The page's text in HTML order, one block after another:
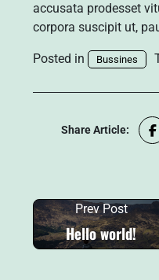
accusata prodesset
corpora suscipit ut,
Posted in Bussines
Share Article:
Prev Post
Hello world!